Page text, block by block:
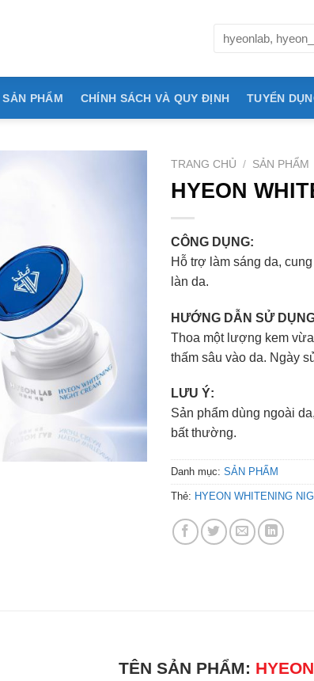
kiếm:
SẢN PHẨM CHÍNH SÁCH VÀ QUY ĐỊNH TUYỂN
TRANG CHỦ / SẢN PHẨM
HYEON
CÔNG DỤNG:
Hỗ trợ làm sáng da,
làn da.
HƯỚNG DẪN SỬ
Thoa một lượng kem
thấm sâu vào da. Ngày
LƯU Ý:
Sản phẩm dùng ngoài
bất thường.
Danh mục:SẢN PHẨM
Thẻ: HYEON WHITENING
TÊN SẢN PHẨM: